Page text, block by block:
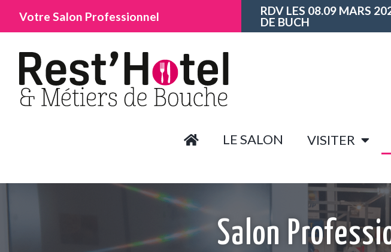
Votre Salon Professionnel
RDV LES 08.09 MARS
DE BUCH
LE SALON VISITER
Salon